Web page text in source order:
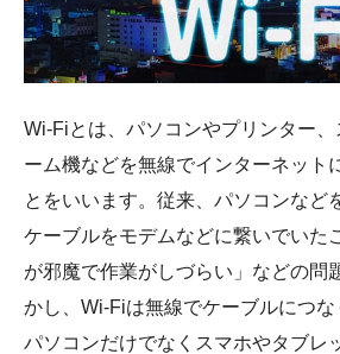
Wi-Fiとは、パソコンやプリンター
ーム機などを無線でインターネット
とをいいます。従来、パソコンなど
ケーブルをモデムなどに繋いでいた
が邪魔で作業がしづらい」などの問
かし、Wi-Fiは無線でケーブルにつな
パソコンだけでなくスマホやタブレ